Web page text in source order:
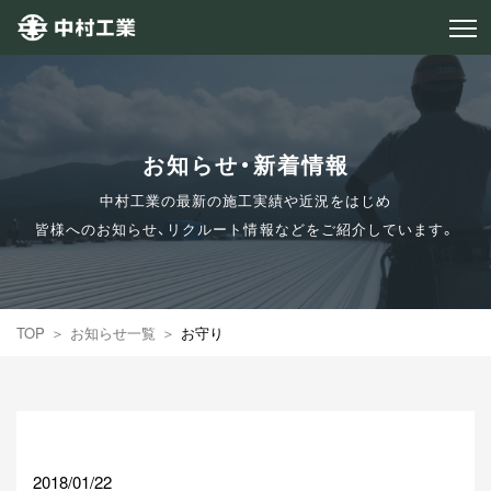
お知らせ・新着情報
中村工業の最新の施工実績や近況をはじめ
皆様へのお知らせ、リクルート情報などをご紹介しています。
TOP お知らせ一覧 お守り
2018/01/22